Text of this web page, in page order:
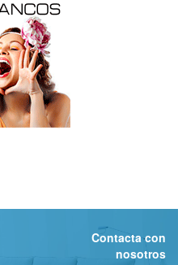
Contacta con
nosotros